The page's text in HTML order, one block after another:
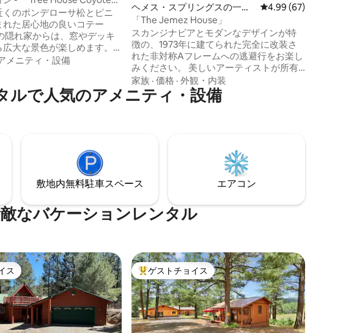
くのポンデローサ松とピニ
れた居心地の良いコテー
大な景色が楽しめます。
サンタフェ国有林に隣接
...裸の森林浴、星空観賞、
たりリフレッシュした
ージア・オキーフの田園
分。アウトドアの冒険が
メニティ・設備
ヘメス・スプリングスの一軒
家
レビュー67件、5つ星
4.99 (67)
「The Jemez House」
スカンジナビアとモダンなデザインが特
徴の、1973年に建てられた完全に改装さ
れた非対称Aフレームへの逃避行をお楽し
みください。 美しいアーティストが所有
しているこの宿泊施設は、白く塗られた
オーク材の床、スパ風のバスタブ、レド
ンドピークとテントロックの崖の絶景を
プリングス村を探索しましょう。 Starlink
Wi-Fi、セントラルエアコン、モダンなア
メニティ・設備を備えたこの宿泊施設
は、山の旅にぴったりです。
家族 · 価格 · 外観・内装
ルで人気のアメニティ・設備
敷地内無料駐⁠車ス⁠ペ⁠ー⁠ス エアコン
なバケーションレンタル
ス
ス 大好評のゲストチョイスです。
ゲストチョイス